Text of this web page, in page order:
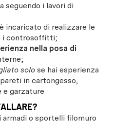
seguendo i lavori di
incaricato di realizzare le
i controsoffitti;
nella posa di
solo se hai esperienza
in cartongesso,
garzature
armadi o sportelli filomuro